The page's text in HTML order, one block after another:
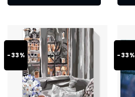
-33% -33%